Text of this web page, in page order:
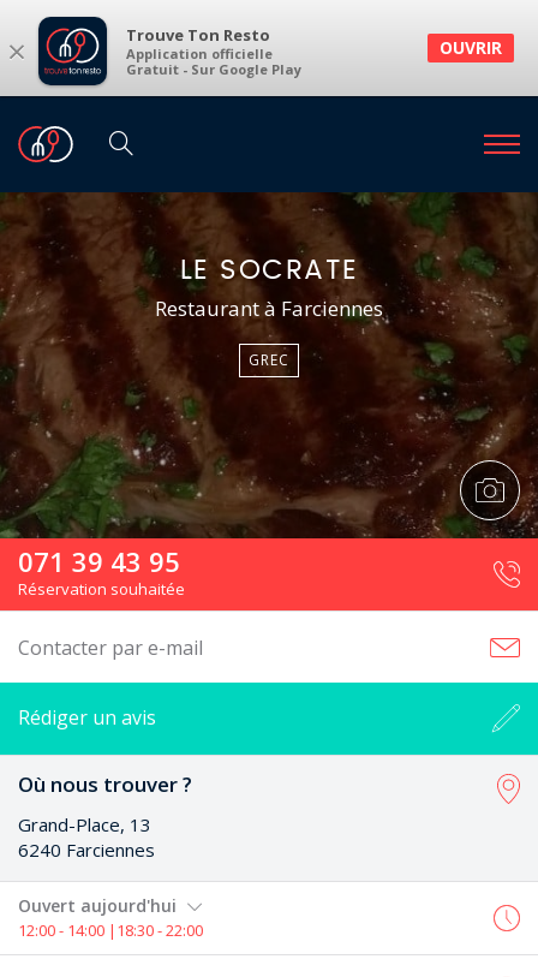
× Trouve Ton Resto
Application officielle
Gratuit - Sur Google Play
OUVRIR
LE SOCRATE
Restaurant à Farciennes
GREC
071 39 43 95
Réservation souhaitée
Contacter par e-mail
Rédiger un avis
Où nous trouver ?
Grand-Place, 13
6240 Farciennes
Ouvert aujourd'hui
12:00 - 14:00 |18:30 - 22:00